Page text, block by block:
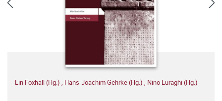
Lin Foxhall (Hg.) , Hans-Joachim Gehrke (Hg.) , Nino Luraghi (Hg.)